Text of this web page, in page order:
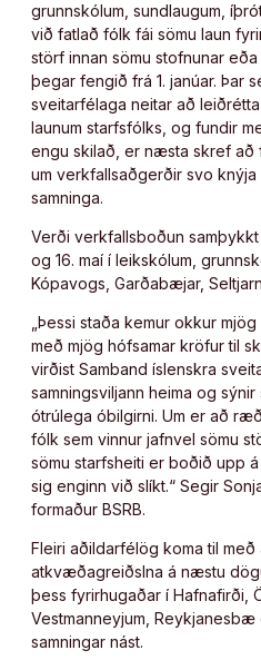
grunnskólum, sundlaugum,
við fatlað fólk fái sömu laun
störf innan sömu stofnunar
þegar fengið frá 1. janúar. Þar
sveitarfélaga neitar að leiðrétta
launum starfsfólks, og fundir
engu skilað, er næsta skref
um verkfallsaðgerðir svo
samninga.
Verði verkfallsboðun
og 16. maí í leikskólum,
Kópavogs, Garðabæjar,
„Þessi staða kemur okkur
með mjög hófsamar kröfur til
virðist Samband íslenskra
samningsviljann heima og
ótrúlega óbilgirni. Um er að
fólk sem vinnur jafnvel sömu
sömu starfsheiti er boðið upp
sig enginn við slíkt.“ Segir
formaður BSRB.
Fleiri aðildarfélög koma til með
atkvæðagreiðslna á næstu
þess fyrirhugaðar í Hafnafirði,
Vestmanneyjum,
samningar nást.